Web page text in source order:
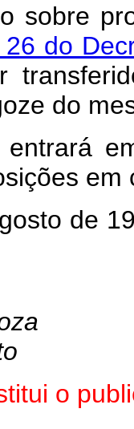
sobre
do
do
em
de
o